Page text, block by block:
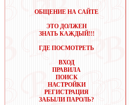
ОБЩЕНИЕ НА САЙТЕ
ЭТО ДОЛЖЕН
ЗНАТЬ КАЖДЫЙ!!!
ГДЕ ПОСМОТРЕТЬ
ВХОД
ПРАВИЛА
ПОИСК
НАСТРОЙКИ
РЕГИСТРАЦИЯ
ЗАБЫЛИ ПАРОЛЬ?